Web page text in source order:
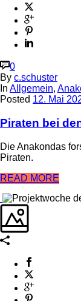
0
By c.schuster
In Allgemein,
Posted 12. Mai
Piraten bei
Die Anakondas
Piraten.
READ MORE